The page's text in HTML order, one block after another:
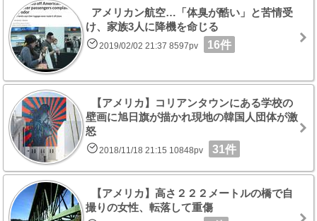
アメリカン航空…「体臭が酷い」と苦情受
け、家族3人に降機を命じる
2019/02/02 21:37 8597pv 16件
【アメリカ】コリアンタウンにある学校の
壁画に旭日旗が描かれ現地の韓国人団体が激
怒
2018/11/18 21:15 10848pv 31件
【アメリカ】高さ２２２メートルの橋で自
撮りの女性、転落して重傷